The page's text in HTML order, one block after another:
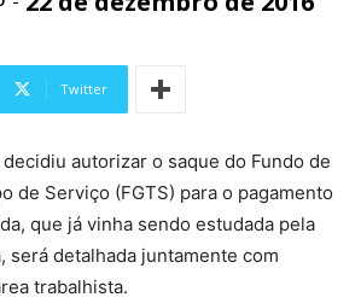
Twitter
autorizar o saque do Fundo de
de Serviço (FGTS) para o pagamento
que já vinha sendo estudada pela
será detalhada juntamente com
trabalhista.